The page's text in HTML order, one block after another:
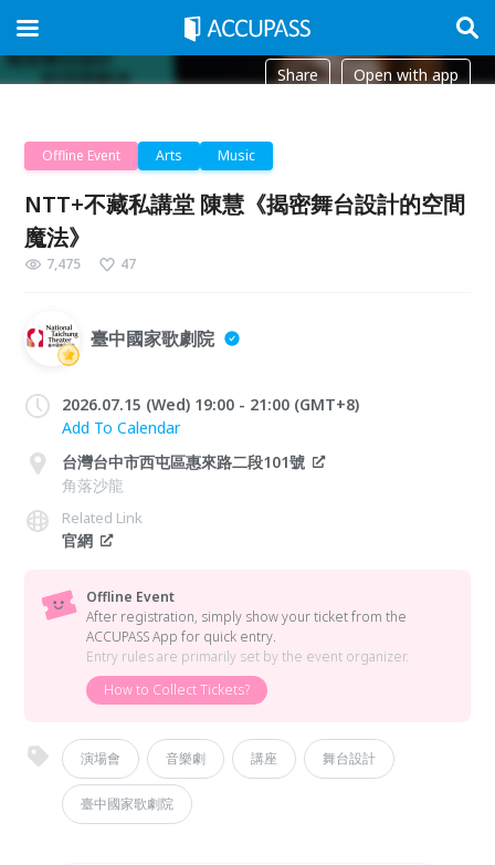
Share Open with app
Offline Event Arts Music
NTT+不藏私講堂 陳慧《揭密舞台設計的空間
魔法》
7,475 47
臺中國家歌劇院
2026.07.15 (Wed) 19:00 - 21:00 (GMT+8)
Add To Calendar
台灣台中市西屯區惠來路二段101號
角落沙龍
Related Link
官網
Offline Event
After registration, simply show your ticket from the
ACCUPASS App for quick entry.
Entry rules are primarily set by the event organizer.
How to Collect Tickets?
演場會 音樂劇 講座 舞台設計
臺中國家歌劇院